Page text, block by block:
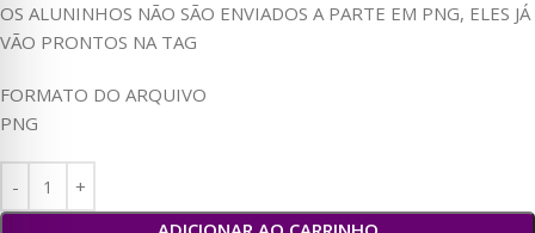
OS ALUNINHOS NÃO SÃO ENVIADOS A PARTE EM PNG, ELES JÁ
VÃO PRONTOS NA TAG
FORMATO DO ARQUIVO
PNG